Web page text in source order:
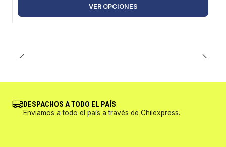
VER OPCIONES
DESPACHOS A TODO EL PAÍS
Enviamos a todo el país a través de Chilexpress.